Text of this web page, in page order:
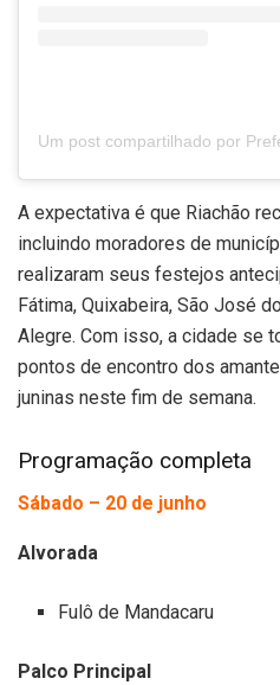
A expectativa é que Riachão
incluindo moradores de
realizaram seus festejos
Fátima, Quixabeira, São José
Alegre. Com isso, a cidade se
pontos de encontro dos
juninas neste fim de semana.
Programação completa
Sábado – 20 de junho
Alvorada
Fulô de Mandacaru
Palco Principal